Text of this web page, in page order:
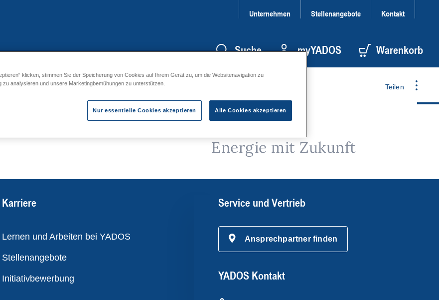
Unternehmen Stellenangebote Kontakt
Suche myYADOS Warenkorb
Teilen
*L-G*-* & *L-RA-*
Energie mit Zukunft
Karriere
Übersicht
Lernen und Arbeiten bei YADOS
Stellenangebote
Initiativbewerbung
Service und Vertrieb
Ansprechpartner finden
YADOS Kontakt
klicken, stimmen Sie der Speicherung von Cookies auf Ihrem Gerät zu, um die Websitenavigation zu
analysieren und unsere Marketingbemühungen zu unterstützen.
Nur essentielle Cookies akzeptieren Alle Cookies akzeptieren